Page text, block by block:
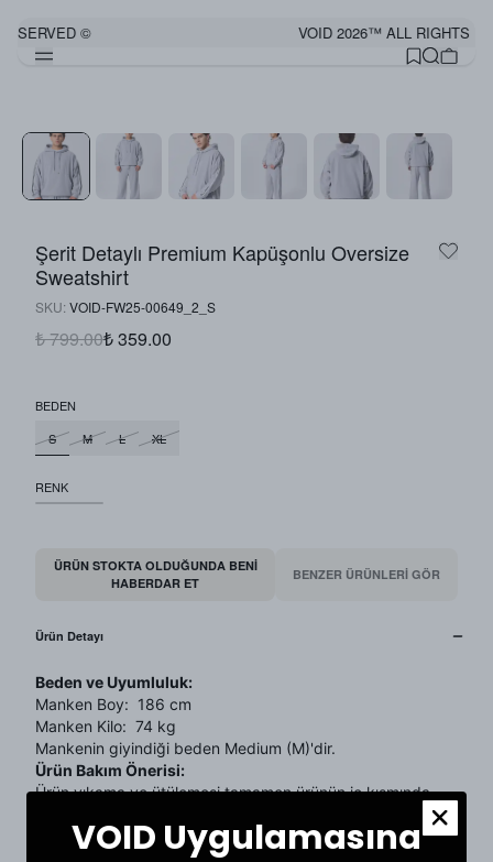
© VOID 2026™ ALL RIGHTS
Şerit Detaylı Premium Kapüşonlu Oversize
Sweatshirt
SKU: VOID-FW25-00649_2_S
₺ 799.00₺ 359.00
BEDEN
S
M L XL
RENK
ÜRÜN STOKTA OLDUĞUNDA BENI
HABERDAR ET
BENZER ÜRÜNLERİ GÖR
Ürün Detayı
Beden ve Uyumluluk:
Manken Boy: 186 cm
Manken Kilo: 74 kg
Mankenin giyindiği beden Medium (M)'dir.
Ürün Bakım Önerisi:
Ürün yıkama ve ütülemesi tamamen ürünün iç kısmında
bulunan kullanım talimatlarına göre yapılmalıdır. Kurutma
yapılmaması önerilir.
VOID Uygulamasına